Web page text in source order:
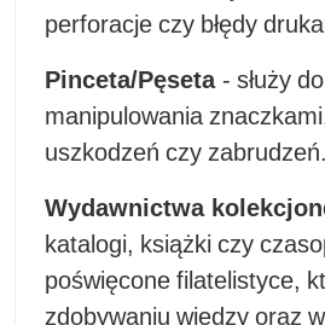
perforacje czy błędy
Pinceta/Pęseta - służy
manipulowania
uszkodzeń czy zabrudzeń.
Wydawnictwa
katalogi, książki czy
poświęcone filatelistyce,
zdobywaniu wiedzy oraz